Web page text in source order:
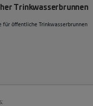
Trinkwasserbrunnen
für öffentliche Trinkwasserbrunnen